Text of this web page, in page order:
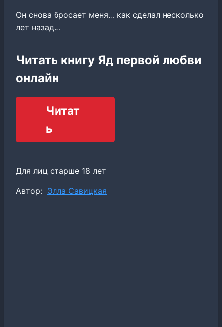
Он снова бросает меня… как сделал несколько
лет назад…
Читать книгу Яд первой любви
онлайн
Читат
ь
Для лиц старше 18 лет
Метки
Автор: Элла Савицкая